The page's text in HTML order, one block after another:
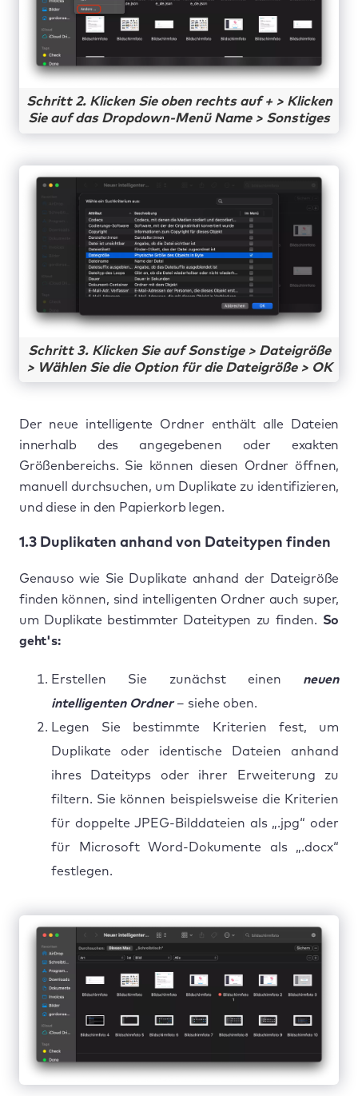
Schritt 2. Klicken Sie oben rechts auf + > Klicken
Sie auf das Dropdown-Menü Name > Sonstiges
Schritt 3. Klicken Sie auf Sonstige > Dateigröße
> Wählen Sie die Option für die Dateigröße > OK
Der neue intelligente Ordner enthält alle Dateien
innerhalb des angegebenen oder exakten
Größenbereichs. Sie können diesen Ordner öffnen,
manuell durchsuchen, um Duplikate zu identifizieren,
und diese in den Papierkorb legen.
1.3 Duplikaten anhand von Dateitypen finden
Genauso wie Sie Duplikate anhand der Dateigröße
finden können, sind intelligenten Ordner auch super,
um Duplikate bestimmter Dateitypen zu finden. So
geht's:
Erstellen Sie zunächst einen neuen
intelligenten Ordner– siehe oben.
Legen Sie bestimmte Kriterien fest, um
Duplikate oder identische Dateien anhand
ihres Dateityps oder ihrer Erweiterung zu
filtern. Sie können beispielsweise die Kriterien
für doppelte JPEG-Bilddateien als „.jpg“ oder
für Microsoft Word-Dokumente als „.docx“
festlegen.